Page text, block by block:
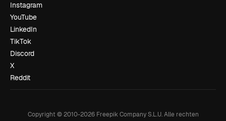
Instagram
YouTube
LinkedIn
TikTok
Discord
X
Reddit
Copyright © 2010-2026Freepik Company S.L.U. Alle rechten